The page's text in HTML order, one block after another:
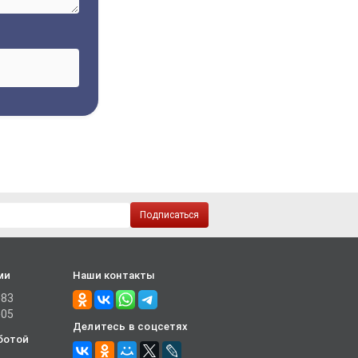
Подписаться
Наши контакты
Делитесь в соцсетях